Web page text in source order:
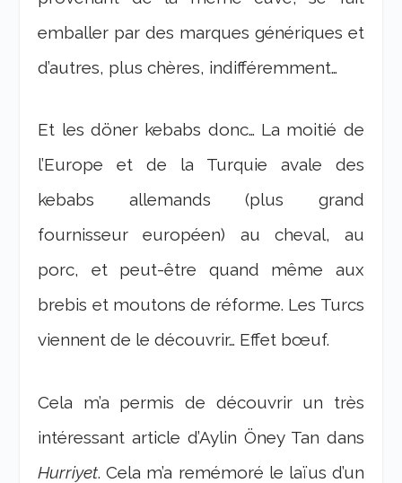
emballer par des marques génériques et
d’autres, plus chères, indifféremment…
Et les döner kebabs donc… La moitié de
l’Europe et de la Turquie avale des
kebabs allemands (plus grand
fournisseur européen) au cheval, au
porc, et peut-être quand même aux
brebis et moutons de réforme. Les Turcs
viennent de le découvrir… Effet bœuf.
Cela m’a permis de découvrir un très
intéressant article d’Aylin Öney Tan dans
Hurriyet. Cela m’a remémoré le laïus d’un